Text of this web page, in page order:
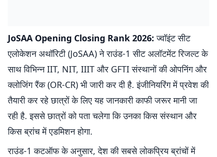
JoSAA Opening Closing Rank 2026: ज्वॉइंट सीट
एलोकेशन अथॉरिटी (JoSAA) ने राउंड-1 सीट अलॉटमेंट रिजल्ट के
साथ विभिन्न IIT, NIT, IIIT और GFTI संस्थानों की ओपनिंग और
क्लोजिंग रैंक (OR-CR) भी जारी कर दी है. इंजीनियरिंग में प्रवेश की
तैयारी कर रहे छात्रों के लिए यह जानकारी काफी जरूर मानी जा
रही है. इससे छात्रों को पता चलेगा कि उनका किस संस्थान और
किस ब्रांच में एडमिशन होगा.
राउंड-1 कटऑफ के अनुसार, देश की सबसे लोकप्रिय ब्रांचों में